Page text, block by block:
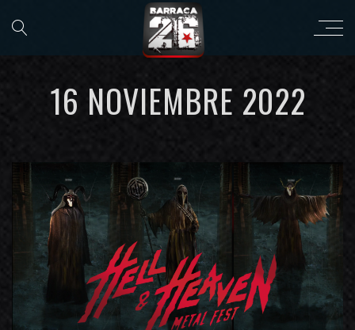
16 NOVIEMBRE 2022